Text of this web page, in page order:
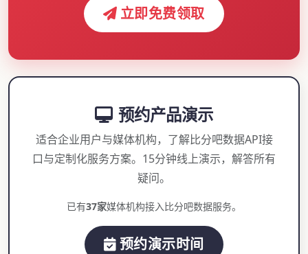
立即免费领取
预约产品演示
适合企业用户与媒体机构，了解比分吧数据API接
口与定制化服务方案。15分钟线上演示，解答所有
疑问。
已有37家媒体机构接入比分吧数据服务。
预约演示时间